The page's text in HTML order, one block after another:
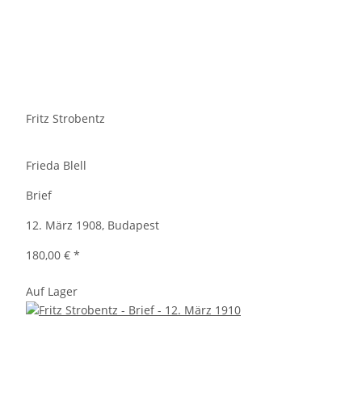
Fritz Strobentz
Frieda Blell
Brief
12. März 1908, Budapest
180,00 € *
Auf Lager